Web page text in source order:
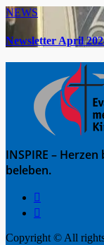
NEWS
Newsletter April
INSPIRE –
beleben.
Copyright © All